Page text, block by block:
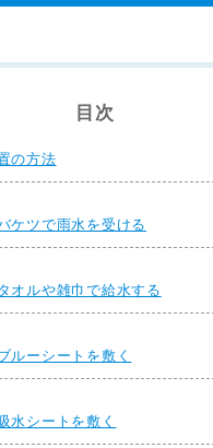
目次
の方法
ケツで雨水を受ける
オルや雑巾で給水する
ルーシートを敷く
水シートを敷く